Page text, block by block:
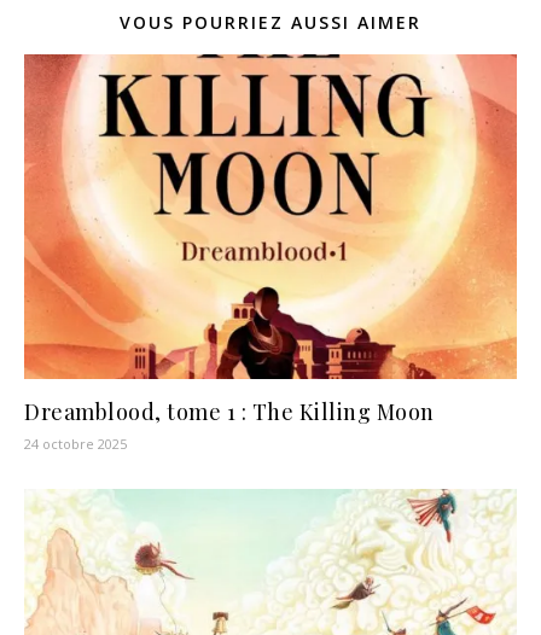
VOUS POURRIEZ AUSSI AIMER
Dreamblood, tome 1 : The Killing Moon
24 octobre 2025